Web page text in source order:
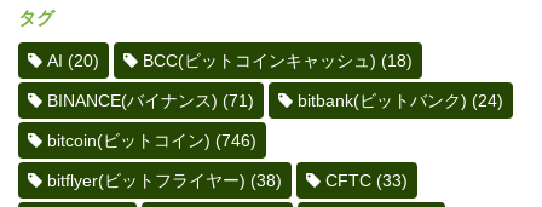
タグ
AI (20) BCC(ビットコインキャッシュ) (18)
BINANCE(バイナンス) (71) bitbank(ビットバンク) (24)
bitcoin(ビットコイン) (746)
bitflyer(ビットフライヤー) (38) CFTC (33)